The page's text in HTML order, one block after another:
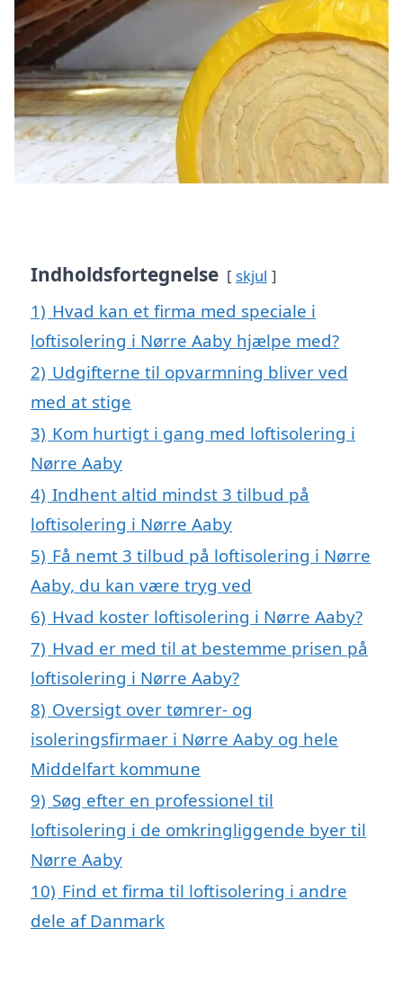
Indholdsfortegnelse skjul
1) Hvad kan et firma med speciale i
loftisolering i Nørre Aaby hjælpe med?
2) Udgifterne til opvarmning bliver ved
med at stige
3) Kom hurtigt i gang med loftisolering i
Nørre Aaby
4) Indhent altid mindst 3 tilbud på
loftisolering i Nørre Aaby
5) Få nemt 3 tilbud på loftisolering i Nørre
Aaby, du kan være tryg ved
6) Hvad koster loftisolering i Nørre Aaby?
7) Hvad er med til at bestemme prisen på
loftisolering i Nørre Aaby?
8) Oversigt over tømrer- og
isoleringsfirmaer i Nørre Aaby og hele
Middelfart kommune
9) Søg efter en professionel til
loftisolering i de omkringliggende byer til
Nørre Aaby
10) Find et firma til loftisolering i andre
dele af Danmark